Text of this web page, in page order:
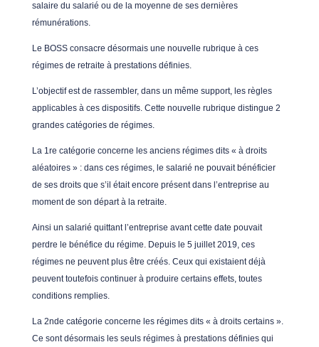
salaire du salarié ou de la moyenne de ses dernières
rémunérations.
Le BOSS consacre désormais une nouvelle rubrique à ces
régimes de retraite à prestations définies.
L’objectif est de rassembler, dans un même support, les règles
applicables à ces dispositifs. Cette nouvelle rubrique distingue 2
grandes catégories de régimes.
La 1re catégorie concerne les anciens régimes dits « à droits
aléatoires » : dans ces régimes, le salarié ne pouvait bénéficier
de ses droits que s’il était encore présent dans l’entreprise au
moment de son départ à la retraite.
Ainsi un salarié quittant l’entreprise avant cette date pouvait
perdre le bénéfice du régime. Depuis le 5 juillet 2019, ces
régimes ne peuvent plus être créés. Ceux qui existaient déjà
peuvent toutefois continuer à produire certains effets, toutes
conditions remplies.
La 2nde catégorie concerne les régimes dits « à droits certains ».
Ce sont désormais les seuls régimes à prestations définies qui